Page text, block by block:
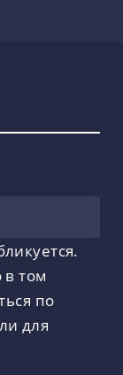
в том
по
для